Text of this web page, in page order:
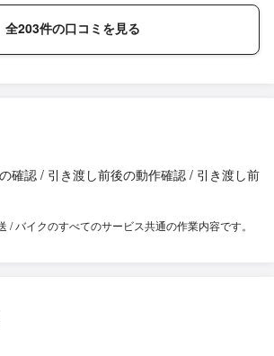
全203件の口コミを見る
確認 / 引き渡し前後の動作確認 / 引き渡し前
/ バイクのすべてのサービス共通の作業内容です。